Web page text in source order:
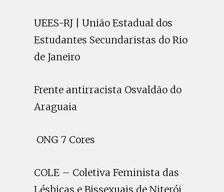
UEES-RJ | União Estadual dos
Estudantes Secundaristas do Rio
de Janeiro
Frente antirracista Osvaldão do
Araguaia
ONG 7 Cores
COLE – Coletiva Feminista das
Lésbicas e Bissexuais de Niterói